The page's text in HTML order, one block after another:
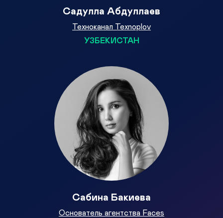
Садулла Абдуллаев
Техноканал Texnoplov
УЗБЕКИСТАН
Сабина Бакиева
Основатель агентства Faces